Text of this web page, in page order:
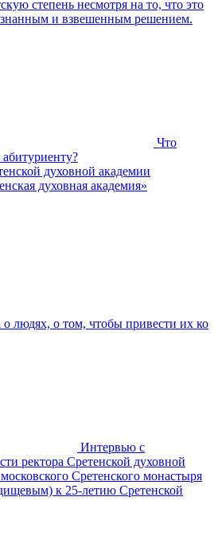
степень несмотря на то, что это
и взвешенным решением.
Что
духовной академии
духовная академия»
людях, о том, чтобы привести их ко
Интервью с
ректора Сретенской духовной
Сретенского монастыря
к 25-летию Сретенской